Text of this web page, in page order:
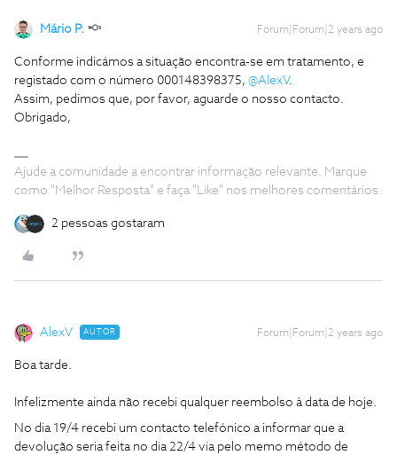
Mário P. Forum|Forum|2 years ago
Conforme indicámos a situação encontra-se em tratamento, e
registado com o número 000148398375, @AlexV.
Assim, pedimos que, por favor, aguarde o nosso contacto.
Obrigado,
Ajude a comunidade a encontrar informação relevante. Marque
como "Melhor Resposta" e faça "Like" nos melhores comentários.
2 pessoas gostaram
AlexV AUTOR Forum|Forum|2 years ago
Boa tarde.
Infelizmente ainda não recebi qualquer reembolso à data de hoje.
No dia 19/4 recebi um contacto telefónico a informar que a
devolução seria feita no dia 22/4 via pelo memo método de